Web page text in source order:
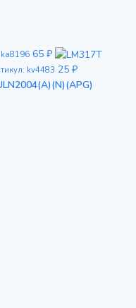
65 ₽
kv4483 25 ₽